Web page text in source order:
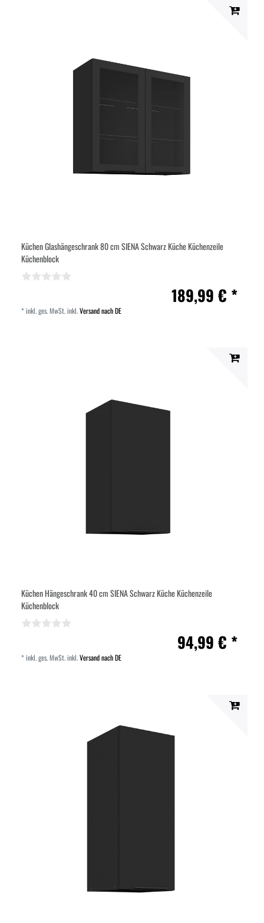
Küchen Glashängeschrank 80 cm SIENA Schwarz Küche Küchenzeile
Küchenblock
189,99 € *
*inkl. ges. MwSt.inkl.Versand nach DE
Küchen Hängeschrank 40 cm SIENA Schwarz Küche Küchenzeile
Küchenblock
94,99 € *
*inkl. ges. MwSt.inkl.Versand nach DE